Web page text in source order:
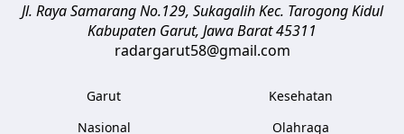
Jl. Raya Samarang No.129, Sukagalih Kec. Tarogong Kidul
Kabupaten Garut, Jawa Barat45311
radargarut58@gmail.com
Garut
Nasional
Kesehatan
Olahraga